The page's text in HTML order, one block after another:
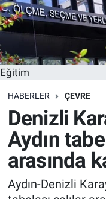
Eğitim
HABERLER ÇEVRE
Denizli
Aydın
arasında
Aydın-Denizli